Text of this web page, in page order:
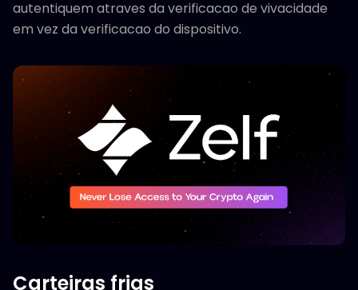
autentiquem atraves da verificacao de vivacidade
em vez da verificacao do dispositivo.
Carteiras frias